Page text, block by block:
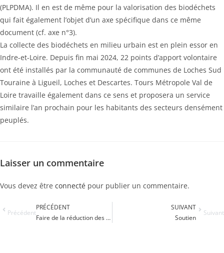
(PLPDMA). Il en est de même pour la valorisation des biodéchets
qui fait également l’objet d’un axe spécifique dans ce même
document (cf. axe n°3).
La collecte des biodéchets en milieu urbain est en plein essor en
Indre-et-Loire. Depuis fin mai 2024, 22 points d’apport volontaire
ont été installés par la communauté de communes de Loches Sud
Touraine à Ligueil, Loches et Descartes. Tours Métropole Val de
Loire travaille également dans ce sens et proposera un service
similaire l’an prochain pour les habitants des secteurs densément
peuplés.
Laisser un commentaire
Vous devez être connecté pour publier un commentaire.
Précédent
PRÉCÉDENT
Faire de la réduction des déchets une priorité
SUIVANT
Soutien
Suivant